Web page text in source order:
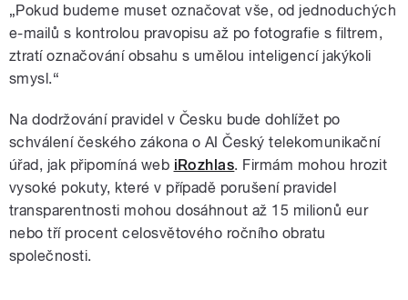
„Pokud budeme muset označovat vše, od jednoduchých
e-mailů s kontrolou pravopisu až po fotografie s filtrem,
ztratí označování obsahu s umělou inteligencí jakýkoli
smysl.“
Na dodržování pravidel v Česku bude dohlížet po
schválení českého zákona o AI Český telekomunikační
úřad, jak připomíná web iRozhlas. Firmám mohou hrozit
vysoké pokuty, které v případě porušení pravidel
transparentnosti mohou dosáhnout až 15 milionů eur
nebo tří procent celosvětového ročního obratu
společnosti.